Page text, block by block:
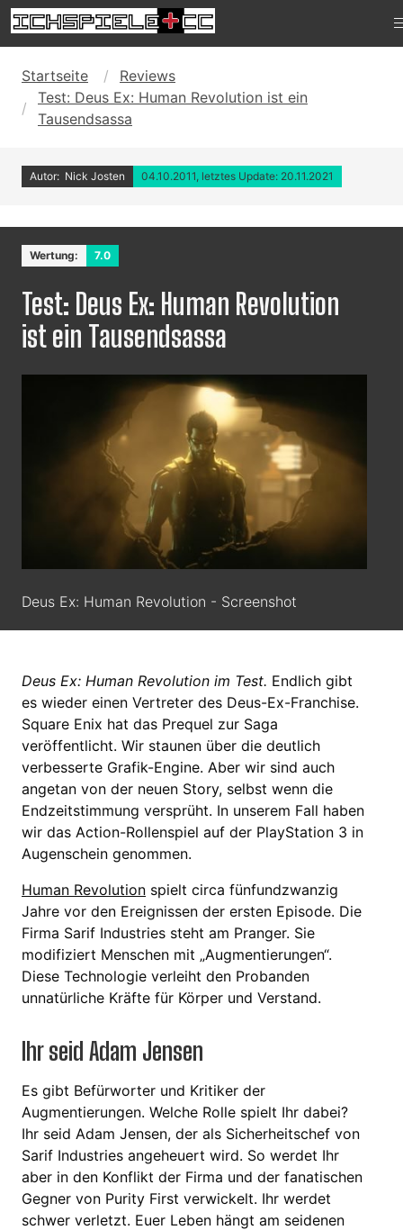
Startseite
Reviews
Test: Deus Ex: Human Revolution ist ein
Tausendsassa
Autor: Nick Josten 04.10.2011, letztes Update: 20.11.2021
Wertung: 7.0
Test: Deus Ex: Human Revolution
ist ein Tausendsassa
Deus Ex: Human Revolution - Screenshot
Deus Ex: Human Revolution im Test. Endlich gibt
es wieder einen Vertreter des Deus-Ex-Franchise.
Square Enix hat das Prequel zur Saga
veröffentlicht. Wir staunen über die deutlich
verbesserte Grafik-Engine. Aber wir sind auch
angetan von der neuen Story, selbst wenn die
Endzeitstimmung versprüht. In unserem Fall haben
wir das Action-Rollenspiel auf der PlayStation 3 in
Augenschein genommen.
Human Revolution spielt circa fünfundzwanzig
Jahre vor den Ereignissen der ersten Episode. Die
Firma Sarif Industries steht am Pranger. Sie
modifiziert Menschen mit „Augmentierungen“.
Diese Technologie verleiht den Probanden
unnatürliche Kräfte für Körper und Verstand.
Ihr seid Adam Jensen
Es gibt Befürworter und Kritiker der
Augmentierungen. Welche Rolle spielt Ihr dabei?
Ihr seid Adam Jensen, der als Sicherheitschef von
Sarif Industries angeheuert wird. So werdet Ihr
aber in den Konflikt der Firma und der fanatischen
Gegner von Purity First verwickelt. Ihr werdet
schwer verletzt. Euer Leben hängt am seidenen